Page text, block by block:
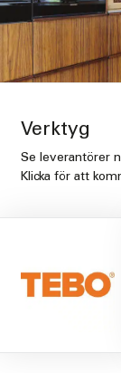
Verktyg
Se leverantörer
Klicka för att